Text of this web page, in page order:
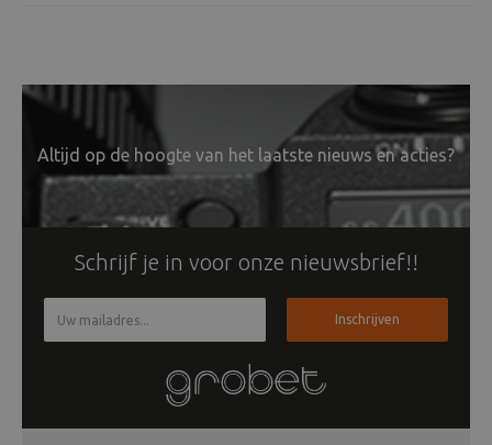
Altijd op de hoogte van het laatste nieuws en acties?
Schrijf je in voor onze nieuwsbrief!!
Inschrijven